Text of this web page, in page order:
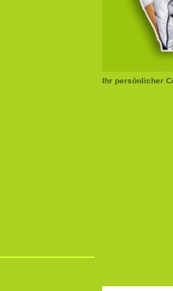
Ihr persönlicher